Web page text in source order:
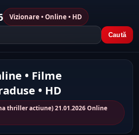
Vizionare • Online • HD
Caută
• Filme
• HD
thriller actiune) 21.01.2026 Online